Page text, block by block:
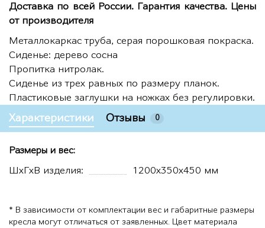
Доставка по всей России. Гарантия качества. Цены
от производителя
Металлокаркас труба, серая порошковая покраска.
Сиденье: дерево сосна
Пропитка нитролак.
Сиденье из трех равных по размеру планок.
Пластиковые заглушки на ножках без регулировки.
Характеристики Отзывы 0
Размеры и вес:
ШхГхВ изделия: 1200х350х450 мм
* В зависимости от комплектации вес и габаритные размеры
кресла могут отличаться от заявленных. Цвет материала